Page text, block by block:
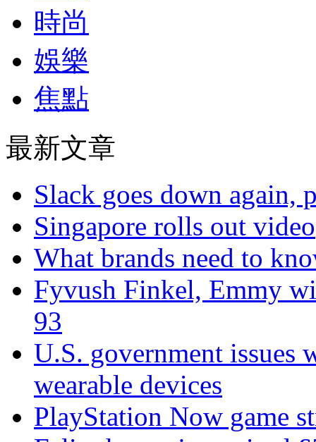
時尚
娛樂
焦點
最新文章
Slack goes down again,
Singapore rolls out video
What brands need to
Fyvush Finkel, Emmy
93
U.S. government issues
wearable devices
PlayStation Now game